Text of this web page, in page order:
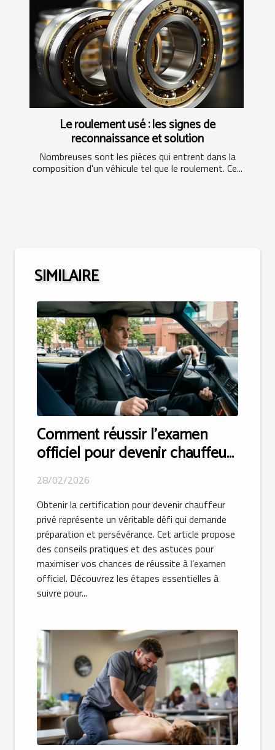
Le roulement usé : les signes de
reconnaissance et solution
Nombreuses sont les pièces qui entrent dans la
composition d'un véhicule tel que le roulement. Ce...
SIMILAIRE
Comment réussir l'examen
officiel pour devenir chauffeur
privé ?
28/02/2026
Obtenir la certification pour devenir chauffeur
privé représente un véritable défi qui demande
préparation et persévérance. Cet article propose
des conseils pratiques et des astuces pour
maximiser vos chances de réussite à l’examen
officiel. Découvrez les étapes essentielles à
suivre pour...